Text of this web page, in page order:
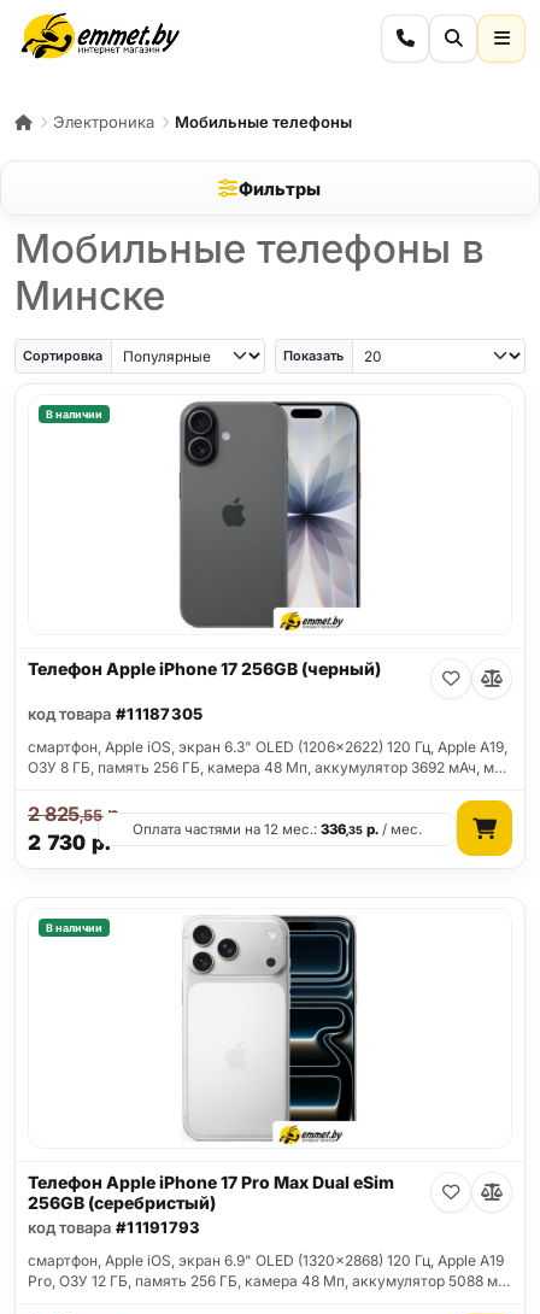
Электроника Мобильные телефоны
Фильтры
Мобильные телефоны в
Минске
iPhone AiriPhone SESamsung Galaxy A56Samsung Galaxy A57 iPhone 17
Сортировка Показать
В наличии
Телефон Apple iPhone 17 256GB (черный)
код товара #11187305
смартфон, Apple iOS, экран 6.3" OLED (1206x2622) 120 Гц, Apple A19,
ОЗУ 8 ГБ, память 256 ГБ, камера 48 Мп, аккумулятор 3692 мАч, м…
2 730 р.
2 825,55р.
Оплата частями на 12 мес.:336,35 р. / мес.
В наличии
Телефон Apple iPhone 17 Pro Max Dual eSim
256GB (серебристый)
код товара #11191793
смартфон, Apple iOS, экран 6.9" OLED (1320x2868) 120 Гц, Apple A19
Pro, ОЗУ 12 ГБ, память 256 ГБ, камера 48 Мп, аккумулятор 5088 м…